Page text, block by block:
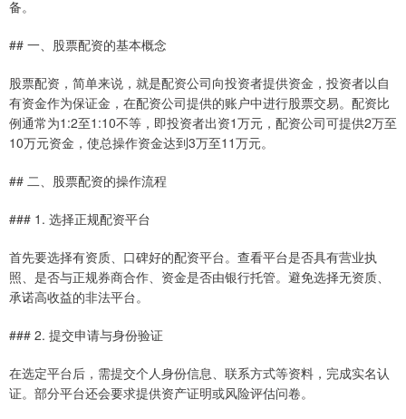
备。
## 一、股票配资的基本概念
股票配资，简单来说，就是配资公司向投资者提供资金，投资者以自
有资金作为保证金，在配资公司提供的账户中进行股票交易。配资比
例通常为1:2至1:10不等，即投资者出资1万元，配资公司可提供2万至
10万元资金，使总操作资金达到3万至11万元。
## 二、股票配资的操作流程
### 1. 选择正规配资平台
首先要选择有资质、口碑好的配资平台。查看平台是否具有营业执
照、是否与正规券商合作、资金是否由银行托管。避免选择无资质、
承诺高收益的非法平台。
### 2. 提交申请与身份验证
在选定平台后，需提交个人身份信息、联系方式等资料，完成实名认
证。部分平台还会要求提供资产证明或风险评估问卷。